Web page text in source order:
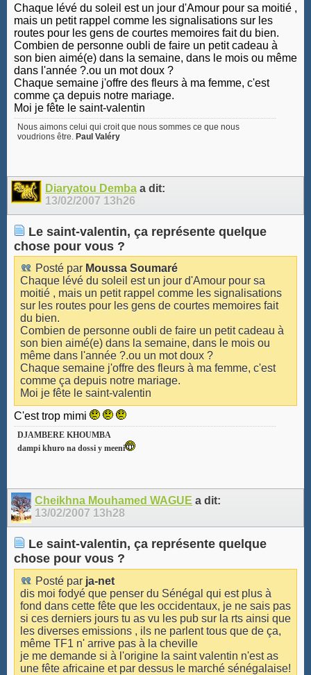
Chaque lévé du soleil est un jour d'Amour pour sa moitié ,
mais un petit rappel comme les signalisations sur les
routes pour les gens de courtes memoires fait du bien.
Combien de personne oubli de faire un petit cadeau à
son bien aimé(e) dans la semaine, dans le mois ou même
dans l'année ?.ou un mot doux ?
Chaque semaine j'offre des fleurs à ma femme, c'est
comme ça depuis notre mariage.
Moi je fête le saint-valentin
Nous aimons celui qui croit que nous sommes ce que nous
voudrions être. Paul Valéry
Diaryatou Demba a dit:
13/02/2007 13h26
Le saint-valentin, ça représente quelque
chose pour vous ?
Posté par Moussa Soumaré
Chaque lévé du soleil est un jour d'Amour pour sa
moitié , mais un petit rappel comme les signalisations
sur les routes pour les gens de courtes memoires fait
du bien.
Combien de personne oubli de faire un petit cadeau à
son bien aimé(e) dans la semaine, dans le mois ou
même dans l'année ?.ou un mot doux ?
Chaque semaine j'offre des fleurs à ma femme, c'est
comme ça depuis notre mariage.
Moi je fête le saint-valentin
C'est trop mimi
DJAMBERE KHOUMBA
dampi khuro na dossi y meeni
Cheikhna Mouhamed WAGUE a dit:
13/02/2007 13h28
Le saint-valentin, ça représente quelque
chose pour vous ?
Posté par ja-net
dis moi fodyé que penser du Sénégal qui est plus à
fond dans cette fête que les occidentaux, je ne sais pas
si ces derniers jours tu as vu les pub sur la rts ainsi que
les diverses emissions , ils ne parlent tous que de ça,
même TF1 n' arrive pas à la cheville
je me demande si à l'origine la saint valentin n'est as
une fête africaine et par dessus le marché sénégalaise!